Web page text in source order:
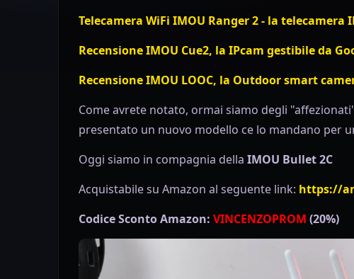
Telecamera WiFi IMOU Ranger 2 - la telecamera
Recensione IMOU Cue2, la IPcam gestibile da
Recensione IMOU LOOC, la Outdoor smart
Come avrete notato, ormai siamo degli
presentato un nuovo modello ce lo mandano per
Oggi siamo in compagnia della IMOU Bullet 2C
Acquistabile su Amazon al seguente link: https://
Codice Sconto Amazon: VINCENZOPROM (20%)